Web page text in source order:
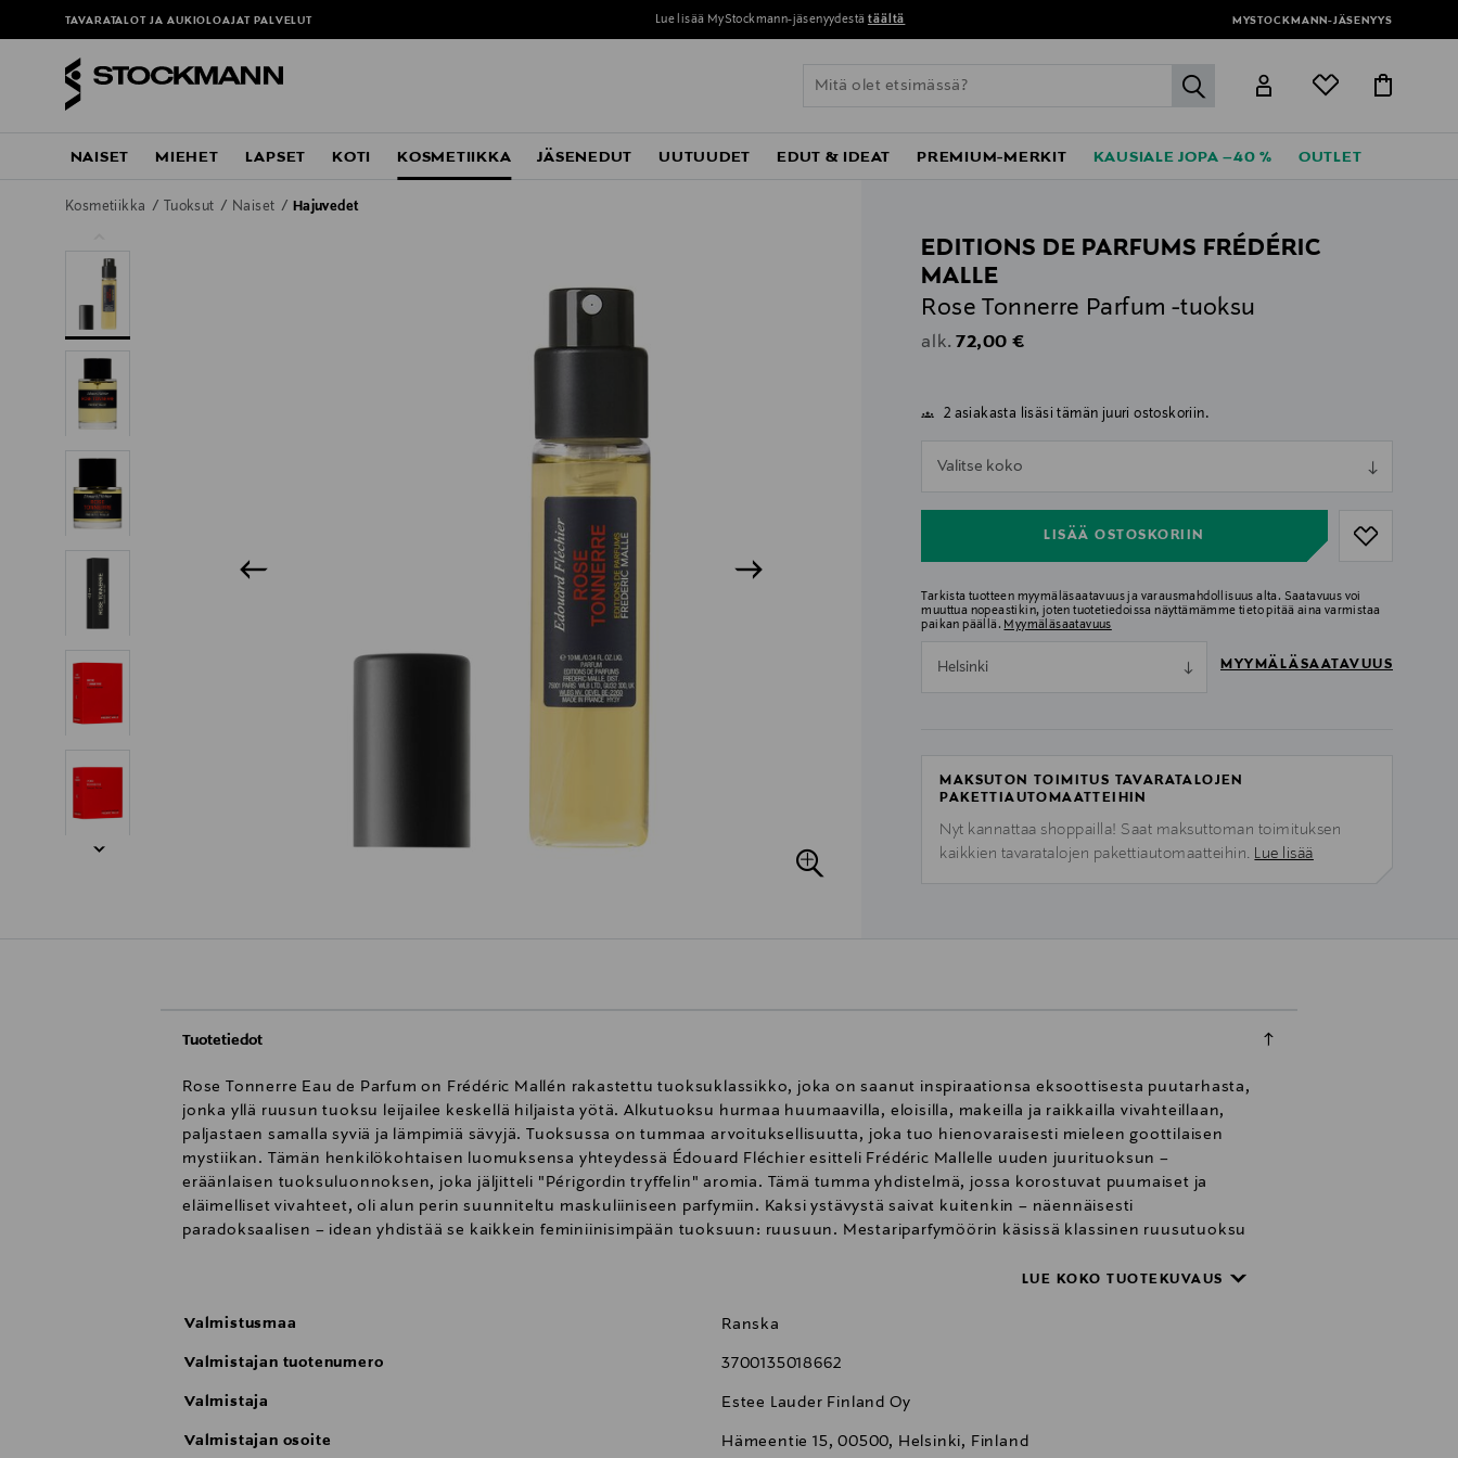
TAVARATALOT JA AUKIOLOAJAT PALVELUT Lue lisää MyStockmann-jäsenyydestä täältä MYSTOCKMANN-JÄSENYYS
label.header.go
NAISET MIEHET LAPSET KOTI KOSMETIIKKA JÄSENEDUT UUTUUDET EDUT & IDEAT PREMIUM-MERKIT KAUSIALE JOPA –40 % OUTLET
Kosmetiikka Tuoksut Naiset Hajuvedet
EDITIONS DE PARFUMS FRÉDÉRIC
MALLE
Rose Tonnerre Parfum -tuoksu
alk. Original Price
72,00 €
Valitse koko
2 asiakasta lisäsi tämän juuri ostoskoriin.
LISÄÄ OSTOSKORIIN
Tarkista tuotteen myymäläsaatavuus ja varausmahdollisuus alta. Saatavuus voi
muuttua nopeastikin, joten tuotetiedoissa näyttämämme tieto pitää aina varmistaa
paikan päällä. Myymäläsaatavuus
Helsinki MYYMÄLÄSAATAVUUS
MAKSUTON TOIMITUS TAVARATALOJEN
PAKETTIAUTOMAATTEIHIN
Nyt kannattaa shoppailla! Saat maksuttoman toimituksen
kaikkien tavaratalojen pakettiautomaatteihin. Lue lisää
Tuotetiedot
Rose Tonnerre Eau de Parfum on Frédéric Mallén rakastettu tuoksuklassikko, joka on saanut inspiraationsa eksoottisesta puutarhasta,
jonka yllä ruusun tuoksu leijailee keskellä hiljaista yötä. Alkutuoksu hurmaa huumaavilla, eloisilla, makeilla ja raikkailla vivahteillaan,
paljastaen samalla syviä ja lämpimiä sävyjä. Tuoksussa on tummaa arvoituksellisuutta, joka tuo hienovaraisesti mieleen goottilaisen
mystiikan. Tämän henkilökohtaisen luomuksensa yhteydessä Édouard Fléchier esitteli Frédéric Mallelle uuden juurituoksun –
eräänlaisen tuoksuluonnoksen, joka jäljitteli "Périgordin tryffelin" aromia. Tämä tumma yhdistelmä, jossa korostuvat puumaiset ja
eläimelliset vivahteet, oli alun perin suunniteltu maskuliiniseen parfymiin. Kaksi ystävystä saivat kuitenkin – näennäisesti
paradoksaalisen – idean yhdistää se kaikkein feminiinisimpään tuoksuun: ruusuun. Mestariparfymöörin käsissä klassinen ruusutuoksu
LUE KOKO TUOTEKUVAUS
Valmistusmaa Ranska
Valmistajan tuotenumero 3700135018662
Valmistaja Estee Lauder Finland Oy
Valmistajan osoite Hämeentie 15, 00500, Helsinki, Finland